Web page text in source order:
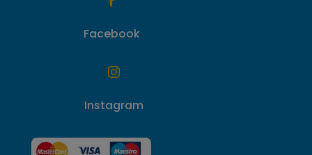
Facebook

Instagram